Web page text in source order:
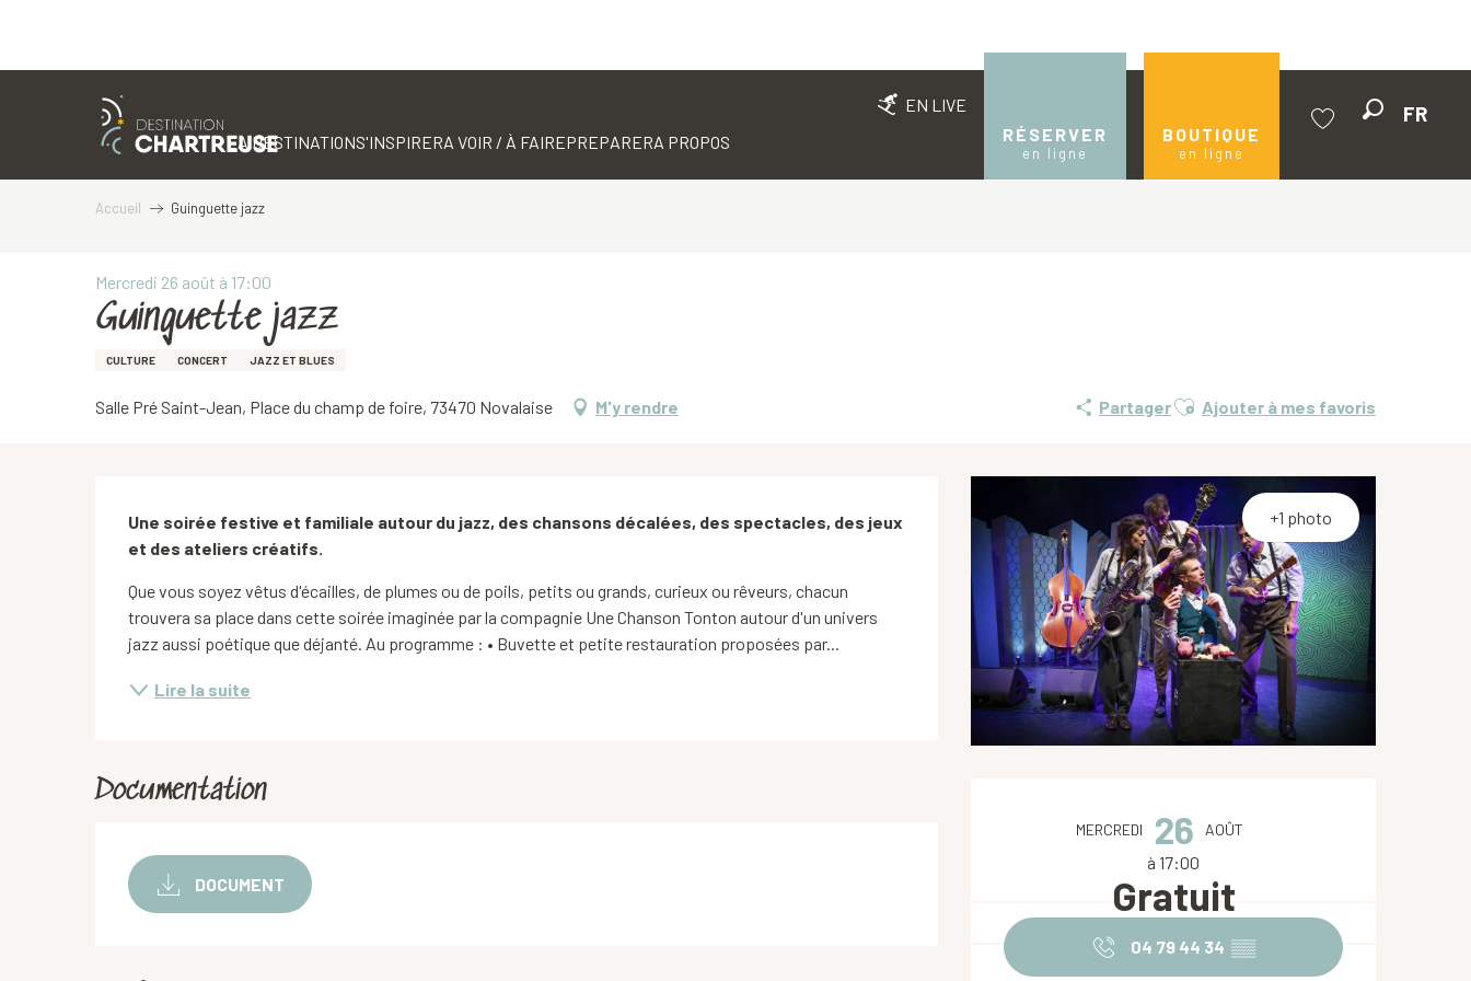
EN LIVE
RÉSERVER
en ligne
BOUTIQUE
en ligne
FR
LA DESTINATIONS'INSPIRERA VOIR / À FAIREPREPARERA PROPOS
Accueil Guinguette jazz
Mercredi 26 août à 17:00
Guinguette jazz
CULTURE CONCERT JAZZ ET BLUES
Salle Pré Saint-Jean, Place du champ de foire, 73470 Novalaise M'y rendre PartagerAjouter aux favoris
Ajouter à mes favoris
+1 photo
Ouverture et coordonnées
MERCREDI 26 AOÛT
à 17:00
Gratuit
04 79 44 34 ▒▒
Description
Une soirée festive et familiale autour du jazz, des chansons décalées, des spectacles, des jeux
et des ateliers créatifs.
Que vous soyez vêtus d'écailles, de plumes ou de poils, petits ou grands, curieux ou rêveurs, chacun
trouvera sa place dans cette soirée imaginée par la compagnie Une Chanson Tonton autour d'un univers
jazz aussi poétique que déjanté. Au programme : • Buvette et petite restauration proposées par...
Lire la suite
Documentation
DOCUMENT